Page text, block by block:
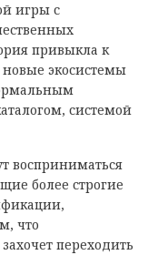
игры с
привыкла к
экосистемы
системой
восприниматься
более строгие
что
переходить